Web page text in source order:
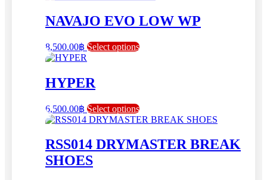
multiple
variants.
options
product
page
NAVAJO EVO LOW WP
8,500.00฿ Select optionsThis
options
may
chosen
on
HYPER
6,500.00฿ Select optionsThis
product
multiple
variants.
RSS014 DRYMASTER BREAK
SHOES